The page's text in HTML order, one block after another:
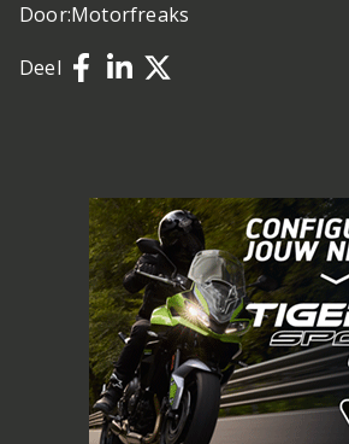
Door:Motorfreaks
Deel